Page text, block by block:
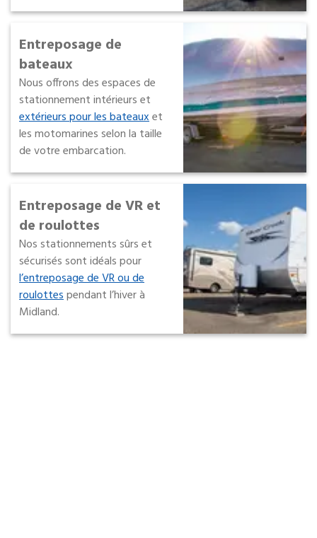
Entreposage de
bateaux
Nous offrons des espaces de
stationnement intérieurs et
extérieurs pour les bateauxet
les motomarines selon la taille
de votre embarcation.
Entreposage de VR et
de roulottes
Nos stationnements sûrs et
sécurisés sont idéals pour
l’entreposage de VR ou de
roulottespendant l’hiver à
Midland.